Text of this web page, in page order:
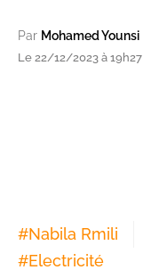
Par Mohamed Younsi
Le 22/12/2023 à 19h27
#Nabila Rmili
#Electricité